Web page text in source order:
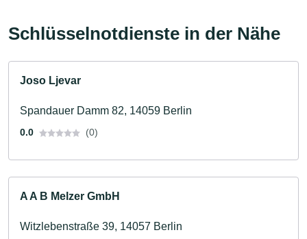
Schlüsselnotdienste in der Nähe
Joso Ljevar
Spandauer Damm 82, 14059 Berlin
0.0 (0)
A A B Melzer GmbH
Witzlebenstraße 39, 14057 Berlin